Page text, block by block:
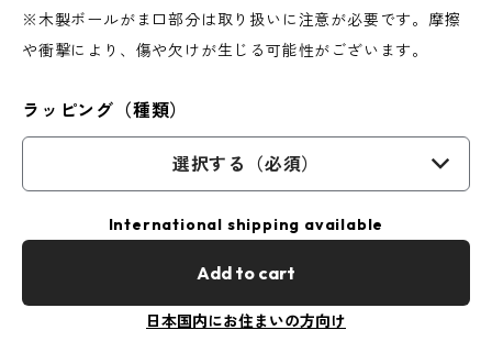
※木製ボールがま口部分は取り扱いに注意が必要です。摩擦
や衝撃により、傷や欠けが生じる可能性がございます。
ラッピング（種類）
選択する（必須）
International shipping available
Add to cart
日本国内にお住まいの方向け